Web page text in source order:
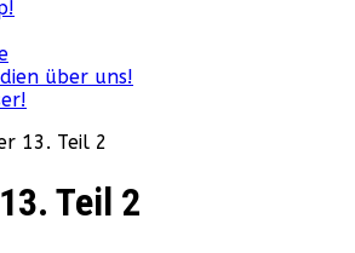
über uns!
13. Teil 2
Teil 2